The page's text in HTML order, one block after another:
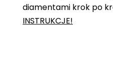
diamentami krok po
INSTRUKCJE!